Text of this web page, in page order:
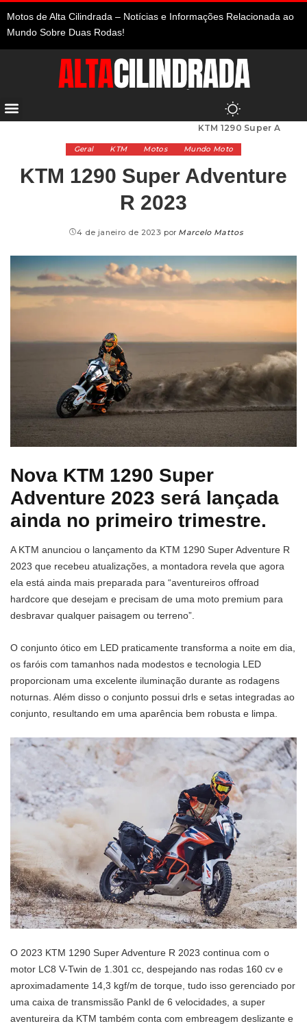
Motos de Alta Cilindrada – Notícias e Informações Relacionada ao
Mundo Sobre Duas Rodas!
KTM 1290 Super Adventure R 2023
Geral KTM Motos Mundo Moto
KTM 1290 Super Adventure
R 2023
4 de janeiro de 2023 por Marcelo Mattos
Nova KTM 1290 Super
Adventure 2023 será lançada
ainda no primeiro trimestre.
A KTM anunciou o lançamento da KTM 1290 Super Adventure R
2023 que recebeu atualizações, a montadora revela que agora
ela está ainda mais preparada para “aventureiros offroad
hardcore que desejam e precisam de uma moto premium para
desbravar qualquer paisagem ou terreno”.
O conjunto ótico em LED praticamente transforma a noite em dia,
os faróis com tamanhos nada modestos e tecnologia LED
proporcionam uma excelente iluminação durante as rodagens
noturnas. Além disso o conjunto possui drls e setas integradas ao
conjunto, resultando em uma aparência bem robusta e limpa.
O 2023 KTM 1290 Super Adventure R 2023 continua com o
motor LC8 V-Twin de 1.301 cc, despejando nas rodas 160 cv e
aproximadamente 14,3 kgf/m de torque, tudo isso gerenciado por
uma caixa de transmissão Pankl de 6 velocidades, a super
aventureira da KTM também conta com embreagem deslizante e